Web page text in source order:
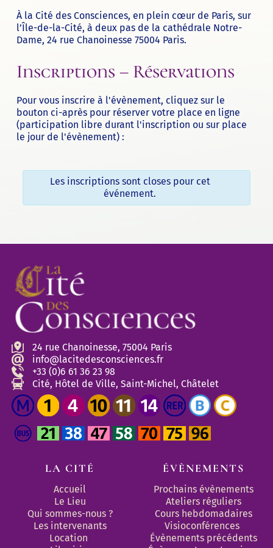
À la Cité des Consciences, en plein cœur de Paris, sur
l’Île-de-la-Cité, à deux pas de la cathédrale Notre-
Dame, 24 rue Chanoinesse 75004 Paris.
Inscriptions – Réservations
Pour vous inscrire à l'évènement, cliquez sur le
bouton ci-après pour réserver votre place en ligne
(participation libre durant l'inscription ou sur place
le jour de l'évènement) :
Les inscriptions sont closes pour cet
événement.
24 rue Chanoinesse, 75004 Paris
info@lacitedesconsciences.fr
+33 (0)6 61 36 23 98
Cité, Hôtel de Ville, Saint-Michel, Châtelet
LA CITÉ
Accueil
Le Lieu
Qui sommes-nous ?
Les intervenants
Location
ÉVÈNEMENTS
Prochains évènements
Ateliers réguliers
Cours hebdomadaires
Visioconférences
Évènements précédents